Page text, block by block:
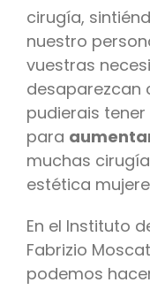
cirugía,
nuestro
vuestras
desaparezcan
pudierais
para
muchas
estética
En el Instituto
Fabrizio
podemos